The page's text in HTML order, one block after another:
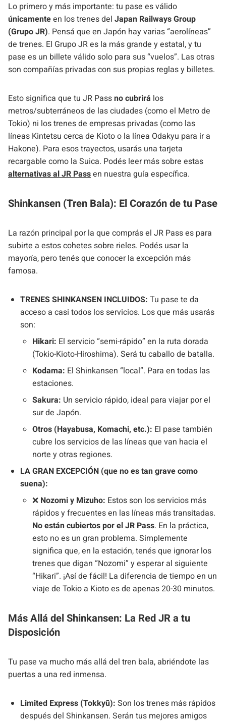
Lo primero y más importante: tu pase es válido
únicamenteen los trenes del Japan Railways Group
(Grupo JR). Pensá que en Japón hay varias “aerolíneas”
de trenes. El Grupo JR es la más grande y estatal, y tu
pase es un billete válido solo para sus “vuelos”. Las otras
son compañías privadas con sus propias reglas y billetes.
Esto significa que tu JR Passno cubrirá los
metros/subterráneos de las ciudades (como el Metro de
Tokio) ni los trenes de empresas privadas (como las
líneas Kintetsu cerca de Kioto o la línea Odakyu para ir a
Hakone). Para esos trayectos, usarás una tarjeta
recargable como la Suica. Podés leer más sobre estas
alternativas al JR Passen nuestra guía específica.
Shinkansen (Tren Bala): El Corazón de tu Pase
La razón principal por la que comprás el JR Pass es para
subirte a estos cohetes sobre rieles. Podés usar la
mayoría, pero tenés que conocer la excepción más
famosa.
TRENES SHINKANSEN INCLUIDOS: Tu pase te da
acceso a casi todos los servicios. Los que más usarás
son:
Hikari: El servicio “semi-rápido” en la ruta dorada
(Tokio-Kioto-Hiroshima). Será tu caballo de batalla.
Kodama: El Shinkansen “local”. Para en todas las
estaciones.
Sakura: Un servicio rápido, ideal para viajar por el
sur de Japón.
Otros (Hayabusa, Komachi, etc.): El pase también
cubre los servicios de las líneas que van hacia el
norte y otras regiones.
LA GRAN EXCEPCIÓN (que no es tan grave como
suena):
❌ Nozomi y Mizuho: Estos son los servicios más
rápidos y frecuentes en las líneas más transitadas.
No están cubiertos por el JR Pass. En la práctica,
esto no es un gran problema. Simplemente
significa que, en la estación, tenés que ignorar los
trenes que digan “Nozomi” y esperar al siguiente
“Hikari”. ¡Así de fácil! La diferencia de tiempo en un
viaje de Tokio a Kioto es de apenas 20-30 minutos.
Más Allá del Shinkansen: La Red JR a tu
Disposición
Tu pase va mucho más allá del tren bala, abriéndote las
puertas a una red inmensa.
Limited Express (Tokkyū): Son los trenes más rápidos
después del Shinkansen. Serán tus mejores amigos